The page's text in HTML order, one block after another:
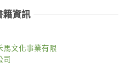
籍資訊
馬文化事業有限
司